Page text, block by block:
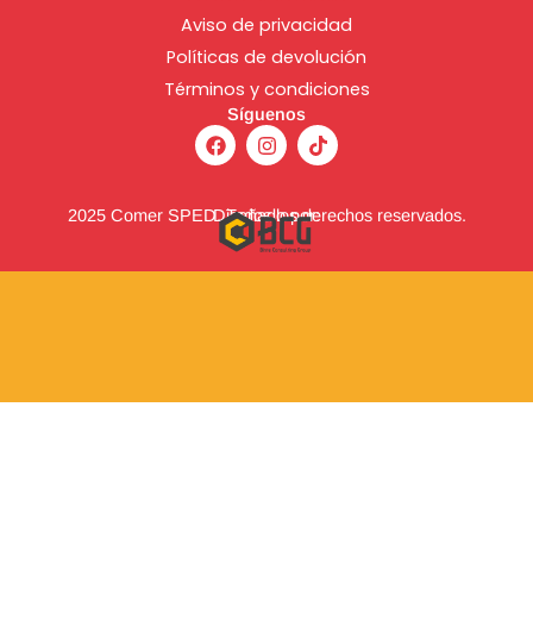
Aviso de privacidad
Políticas de devolución
Términos y condiciones
Síguenos
F
a
c
b
o
o
k
I
n
s
a
g
r
a
T
i
k
o
2025 Comer SPED. Todos los derechos reservados.
Diseñado por: